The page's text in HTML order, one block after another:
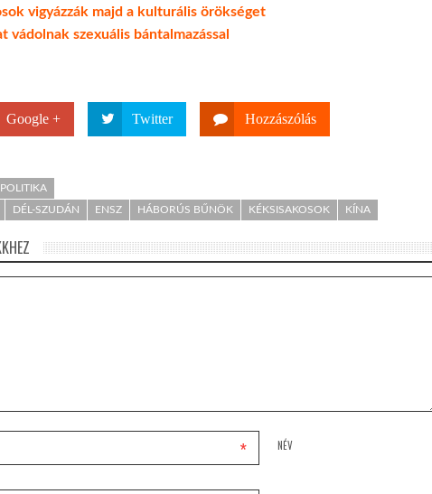
vigyázzák majd a kulturális örökséget
vádolnak szexuális bántalmazással
Google + Twitter Hozzászólás
DÉL-SZUDÁN ENSZ HÁBORÚS BŰNÖK KÉKSISAKOSOK KÍNA
NÉV
*